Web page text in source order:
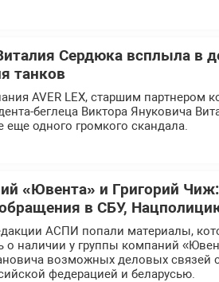
Сердюка всплыла в
танков
AVER LEX, старшим партнером
беглеца Виктора Януковича
еще одного громкого скандала.
«Ювента» и Григорий
в СБУ,
АСПИ попали материалы,
о наличии у группы компаний
возможных деловых связей
федерацией и беларусью.